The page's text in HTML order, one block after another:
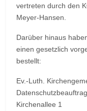
vertreten durch den
Meyer-Hansen.
Darüber hinaus
einen gesetzlich
bestellt:
Ev.-Luth.
Kirchenallee 1